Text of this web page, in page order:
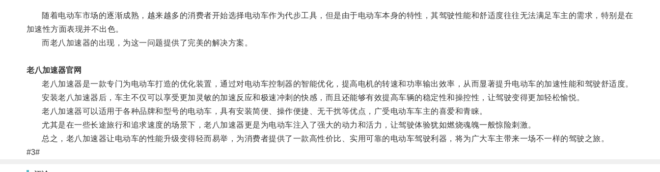
随着电动车市场的逐渐成熟，越来越多的消费者开始选择电动车作为代步工具，但是由于电动车本身的特性，其驾驶性能和舒适度往往无法满足车主的需求，特别是在
加速性方面表现并不出色。
而老八加速器的出现，为这一问题提供了完美的解决方案。
老八加速器官网
老八加速器是一款专门为电动车打造的优化装置，通过对电动车控制器的智能优化，提高电机的转速和功率输出效率，从而显著提升电动车的加速性能和驾驶舒适度。
安装老八加速器后，车主不仅可以享受更加灵敏的加速反应和极速冲刺的快感，而且还能够有效提高车辆的稳定性和操控性，让驾驶变得更加轻松愉悦。
老八加速器可以适用于各种品牌和型号的电动车，具有安装简便、操作便捷、无干扰等优点，广受电动车车主的喜爱和青睐。
尤其是在一些长途旅行和追求速度的场景下，老八加速器更是为电动车注入了强大的动力和活力，让驾驶体验犹如燃烧魂魄一般惊险刺激。
总之，老八加速器让电动车的性能升级变得轻而易举，为消费者提供了一款高性价比、实用可靠的电动车驾驶利器，将为广大车主带来一场不一样的驾驶之旅。
#3#